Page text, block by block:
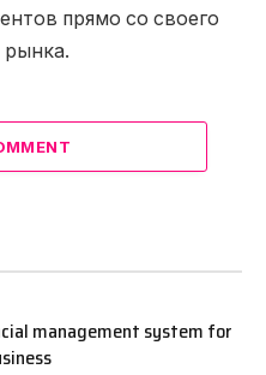
прямо со своего
рынка.
management system for